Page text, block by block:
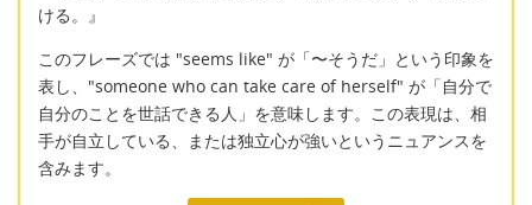
ける。』
このフレーズでは "seems like" が「〜そうだ」という印象を
表し、"someone who can take care of herself" が「自分で
自分のことを世話できる人」を意味します。この表現は、相
手が自立している、または独立心が強いというニュアンスを
含みます。